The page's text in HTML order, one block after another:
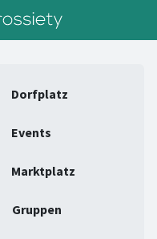
Dorfplatz
Events
Marktplatz
Gruppen